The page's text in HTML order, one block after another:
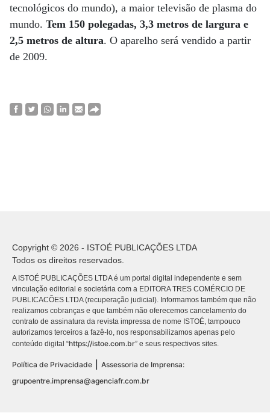
tecnológicos do mundo), a maior televisão de plasma do
mundo. Tem 150 polegadas, 3,3 metros de largura e
2,5 metros de altura. O aparelho será vendido a partir
de 2009.
Copyright © 2026 - ISTOÉ PUBLICAÇÕES LTDA
Todos os direitos reservados.
A ISTOÉ PUBLICAÇÕES LTDA é um portal digital independente e sem
vinculação editorial e societária com a EDITORA TRES COMÉRCIO DE
PUBLICACÕES LTDA (recuperação judicial). Informamos também que não
realizamos cobranças e que também não oferecemos cancelamento do
contrato de assinatura da revista impressa de nome ISTOÉ, tampouco
autorizamos terceiros a fazê-lo, nos responsabilizamos apenas pelo
conteúdo digital “https://istoe.com.br” e seus respectivos sites.
Política de Privacidade
Assessoria de Imprensa:
grupoentre.imprensa@agenciafr.com.br